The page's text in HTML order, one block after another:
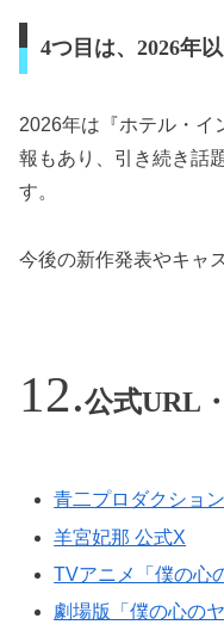
4つ目は、2026年
2026年は『ホテル・イ
報もあり、引き続き話
す。
今後の新作発表やキャ
公式URL
青二プロダクショ
羊宮妃那 公式X
TVアニメ「僕の心
劇場版「僕の心の